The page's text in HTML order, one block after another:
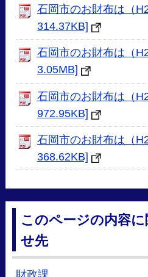
石岡市のお財布は（
314.37KB]
石岡市のお財布は（
3.05MB]
石岡市のお財布は（
972.95KB]
石岡市のお財布は（
368.62KB]
このページの内容
せ先
財政課